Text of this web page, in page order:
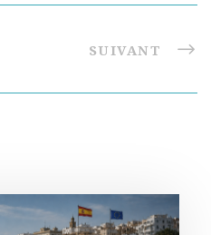
SUIVANT